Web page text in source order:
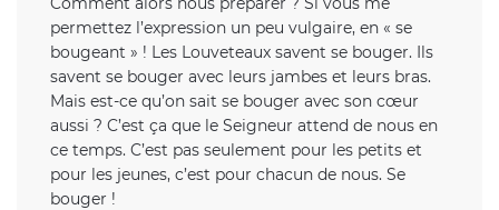
permettez l’expression un peu vulgaire, en « se
bougeant » ! Les Louveteaux savent se bouger. Ils
savent se bouger avec leurs jambes et leurs bras.
Mais est-ce qu’on sait se bouger avec son cœur
aussi ? C’est ça que le Seigneur attend de nous en
ce temps. C’est pas seulement pour les petits et
pour les jeunes, c’est pour chacun de nous. Se
bouger !